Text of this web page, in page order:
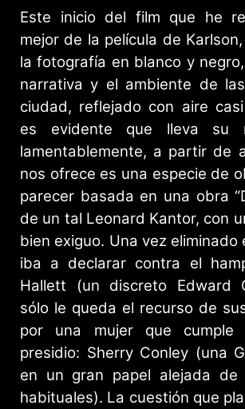
Este inicio del film que he
mejor de la película de
la fotografía en blanco y
narrativa y el ambiente de
ciudad, reflejado con aire
es evidente que lleva su
lamentablemente, a partir de
nos ofrece es una especie de
parecer basada en una obra
de un tal Leonard Kantor, con
bien exiguo. Una vez eliminado
iba a declarar contra el
Hallett (un discreto Edward
sólo le queda el recurso de
por una mujer que cumple
presidio: Sherry Conley (una
en un gran papel alejada de
habituales). La cuestión que